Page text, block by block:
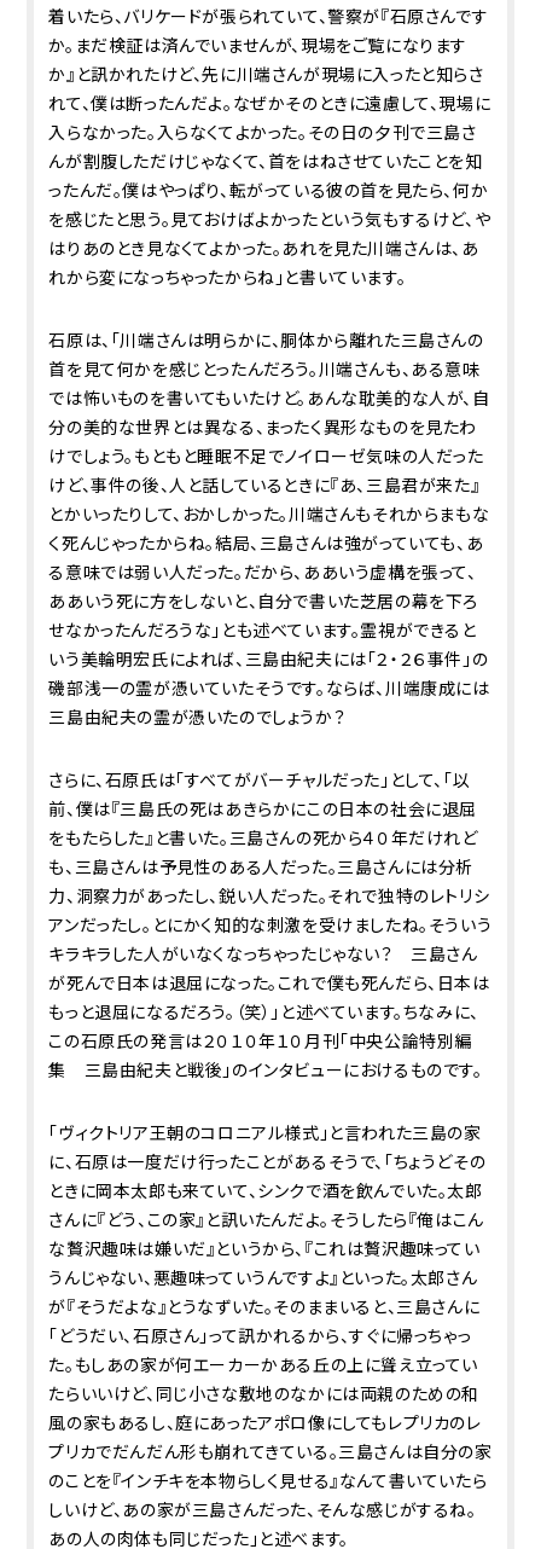
着いたら、バリケードが張られていて、警察が『石原さんです
か。まだ検証は済んでいませんが、現場をご覧になります
か』と訊かれたけど、先に川端さんが現場に入ったと知らさ
れて、僕は断ったんだよ。なぜかそのときに遠慮して、現場に
入らなかった。入らなくてよかった。その日の夕刊で三島さ
んが割腹しただけじゃなくて、首をはねさせていたことを知
ったんだ。僕はやっぱり、転がっている彼の首を見たら、何か
を感じたと思う。見ておけばよかったという気もするけど、や
はりあのとき見なくてよかった。あれを見た川端さんは、あ
れから変になっちゃったからね」と書いています。
石原は、「川端さんは明らかに、胴体から離れた三島さんの
首を見て何かを感じとったんだろう。川端さんも、ある意味
では怖いものを書いてもいたけど。あんな耽美的な人が、自
分の美的な世界とは異なる、まったく異形なものを見たわ
けでしょう。もともと睡眠不足でノイローゼ気味の人だった
けど、事件の後、人と話しているときに『あ、三島君が来た』
とかいったりして、おかしかった。川端さんもそれからまもな
く死んじゃったからね。結局、三島さんは強がっていても、あ
る意味では弱い人だった。だから、ああいう虚構を張って、
ああいう死に方をしないと、自分で書いた芝居の幕を下ろ
せなかったんだろうな」とも述べています。霊視ができると
いう美輪明宏氏によれば、三島由紀夫には「２・２６事件」の
磯部浅一の霊が憑いていたそうです。ならば、川端康成には
三島由紀夫の霊が憑いたのでしょうか？
さらに、石原氏は「すべてがバーチャルだった」として、「以
前、僕は『三島氏の死はあきらかにこの日本の社会に退屈
をもたらした』と書いた。三島さんの死から４０年だけれど
も、三島さんは予見性のある人だった。三島さんには分析
力、洞察力があったし、鋭い人だった。それで独特のレトリシ
アンだったし。とにかく知的な刺激を受けましたね。そういう
キラキラした人がいなくなっちゃったじゃない？ 三島さん
が死んで日本は退屈になった。これで僕も死んだら、日本は
もっと退屈になるだろう。（笑）」と述べています。ちなみに、
この石原氏の発言は２０１０年１０月刊「中央公論特別編
集 三島由紀夫と戦後」のインタビューにおけるものです。
「ヴィクトリア王朝のコロニアル様式」と言われた三島の家
に、石原は一度だけ行ったことがあるそうで、「ちょうどその
ときに岡本太郎も来ていて、シンクで酒を飲んでいた。太郎
さんに『どう、この家』と訊いたんだよ。そうしたら『俺はこん
な贅沢趣味は嫌いだ』というから、『これは贅沢趣味ってい
うんじゃない、悪趣味っていうんですよ』といった。太郎さん
が『そうだよな』とうなずいた。そのままいると、三島さんに
「どうだい、石原さん」って訊かれるから、すぐに帰っちゃっ
た。もしあの家が何エーカーかある丘の上に聳え立ってい
たらいいけど、同じ小さな敷地のなかには両親のための和
風の家もあるし、庭にあったアポロ像にしてもレプリカのレ
プリカでだんだん形も崩れてきている。三島さんは自分の家
のことを『インチキを本物らしく見せる』なんて書いていたら
しいけど、あの家が三島さんだった、そんな感じがするね。
あの人の肉体も同じだった」と述べます。